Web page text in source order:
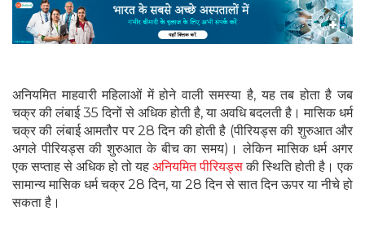
अनियमित माहवारी महिलाओं में होने वाली समस्या है, यह तब होता है जब
चक्र की लंबाई 35 दिनों से अधिक होती है, या अवधि बदलती है। मासिक धर्म
चक्र की लंबाई आमतौर पर 28 दिन की होती है (पीरियड्स की शुरुआत और
अगले पीरियड्स की शुरुआत के बीच का समय)। लेकिन मासिक धर्म अगर
एक सप्ताह से अधिक हो तो यह अनियमित पीरियड्सकी स्थिति होती है। एक
सामान्य मासिक धर्म चक्र 28 दिन, या 28 दिन से सात दिन ऊपर या नीचे हो
सकता है।